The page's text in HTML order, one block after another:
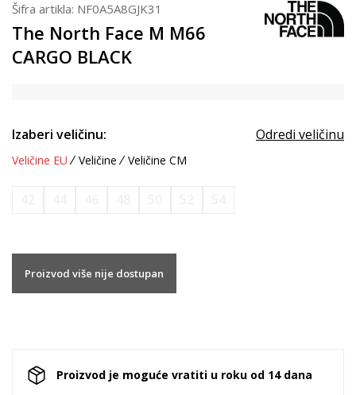
Šifra artikla: NF0A5A8GJK31
The North Face M M66
CARGO BLACK
Izaberi veličinu: Odredi veličinu
Veličine EU Veličine Veličine CM
Proizvod više nije dostupan
Proizvod je moguće vratiti u roku od 14 dana